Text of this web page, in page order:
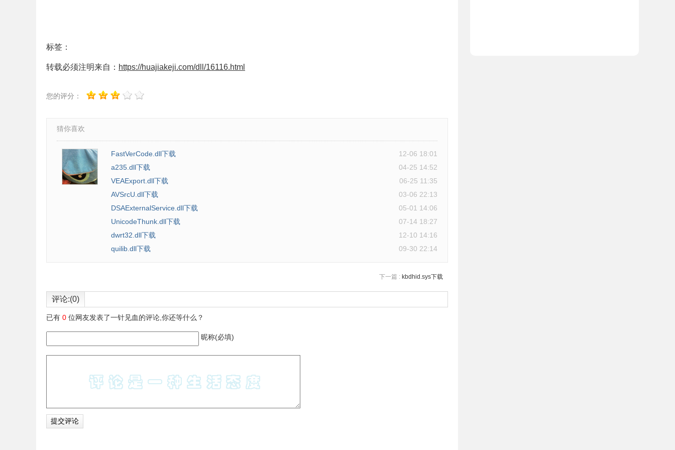
标签：
转载必须注明来自： https://huajiakeji.com/dll/16116.html
您的评分：
猜你喜欢
FastVerCode.dll下载
12-06 18:01
a235.dll下载
04-25 14:52
VEAExport.dll下载
06-25 11:35
AVSrcU.dll下载
03-06 22:13
DSAExternalService.dll下载
05-01 14:06
UnicodeThunk.dll下载
07-14 18:27
dwrt32.dll下载
12-10 14:16
quilib.dll下载
09-30 22:14
下一篇 : kbdhid.sys下载
评论:(0)
已有 0 位网友发表了一针见血的评论,你还等什么？
昵称(必填)